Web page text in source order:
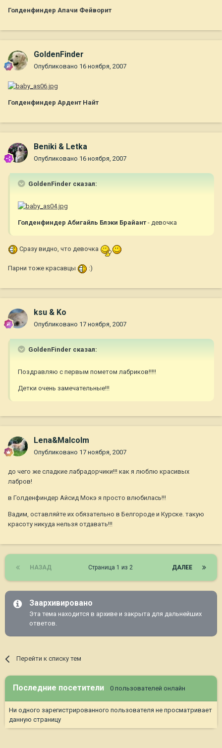
Голденфиндер Апачи Фейворит
GoldenFinder
Опубликовано 16 ноября, 2007
Голденфиндер Ардент Найт
Beniki & Letka
Опубликовано 16 ноября, 2007
GoldenFinder сказал:
Голденфиндер Абигайль Блэки Брайант - девочка
Сразу видно, что девочка
Парни тоже красавцы :)
ksu & Ko
Опубликовано 17 ноября, 2007
GoldenFinder сказал:
Поздравляю с первым пометом лабриков!!!!!
Детки очень замечательные!!!
Lena&Malcolm
Опубликовано 17 ноября, 2007
до чего же сладкие лабрадорчики!!! как я люблю красивых
лабров!
в Голденфиндер Айсид Мокэ я просто влюбилась!!!
Вадим, оставляйте их обязательно в Белгороде и Курске. такую
красоту никуда нельзя отдавать!!!
НАЗАД ДАЛЕЕ
Страница 1 из 2
Заархивировано
Эта тема находится в архиве и закрыта для дальнейших
ответов.
Перейти к списку тем
Последние посетители 0 пользователей онлайн
Ни одного зарегистрированного пользователя не просматривает
данную страницу